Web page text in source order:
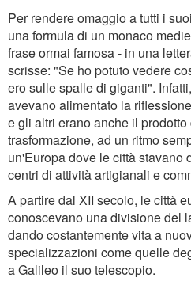
Per rendere omaggio a tutti i
una formula di un monaco
frase ormai famosa - in una
scrisse: "Se ho potuto vedere
ero sulle spalle di giganti".
avevano alimentato la
e gli altri erano anche il
trasformazione, ad un ritmo
un'Europa dove le città stavano
centri di attività artigianali e
A partire dal XII secolo, le città
conoscevano una divisione del
dando costantemente vita a
specializzazioni come quelle
a Galileo il suo telescopio.